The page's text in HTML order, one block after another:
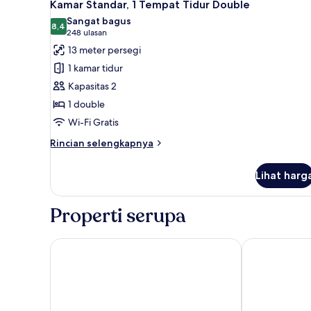
semua
foto
untuk
Kamar
Standar,
1
Tempat
Tidur
Double
Kamar Standar, 1 Tempat Tidur Double
8,48,4 dari 10
Sangat bagus
248 ulasan
(248
ulasan)
13 meter persegi
1 kamar tidur
Kapasitas 2
1 double
Wi-Fi Gratis
Rincian selengkapnya
Rincian
Kamar
Tempat
Tidur
Lihat
Properti serupa
Hotel ibis Schiphol Amsterdam Airportibis Styles